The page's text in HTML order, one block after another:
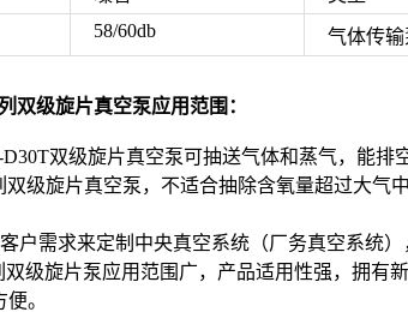
58/60db 气体传输
双级旋片真空泵应用范围：
D30T双级旋片真空泵可抽送气体和蒸气，能
双级旋片真空泵，不适合抽除含氧量超过大
户需求来定制中央真空系统（厂务真空系统）
双级旋片泵应用范围广，产品适用性强，拥有
。